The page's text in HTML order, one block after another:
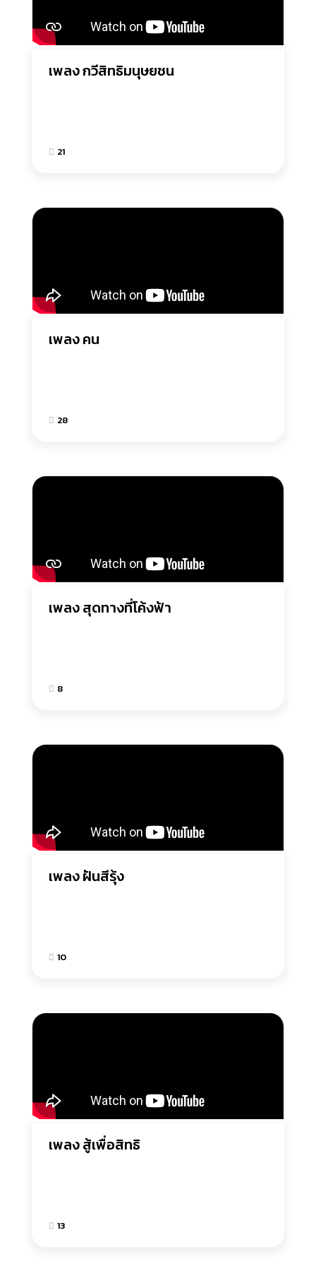
เพลง กวีสิทธิมนุษยชน
21
เพลง คน
28
เพลง สุดทางที่โค้งฟ้า
8
เพลง ฝันสีรุ้ง
10
เพลง สู้เพื่อสิทธิ
13